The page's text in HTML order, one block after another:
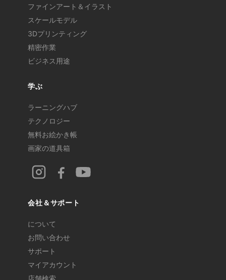
ファインアート＆イラスト
スケールモデル
3Dプリンティング
精密作業
ビジネス用途
学ぶ
ラーニングハブ
テクノロジー
無料お絵かき帳
画家の道具箱
会社＆サポート
について
お問い合わせ
サポート
マイアカウント
店舗検索